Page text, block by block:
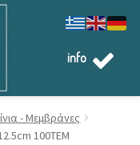
- Μεμβράνες
100ΤΕΜ
info